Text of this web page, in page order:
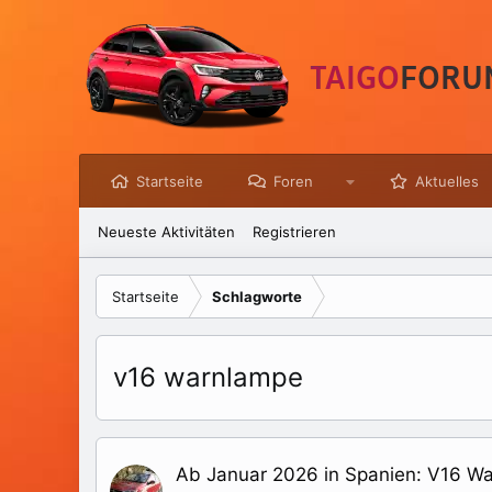
Startseite Foren Aktuelles
Neueste Aktivitäten Registrieren
Startseite Schlagworte
v16 warnlampe
Ab Januar 2026 in Spanien: V16